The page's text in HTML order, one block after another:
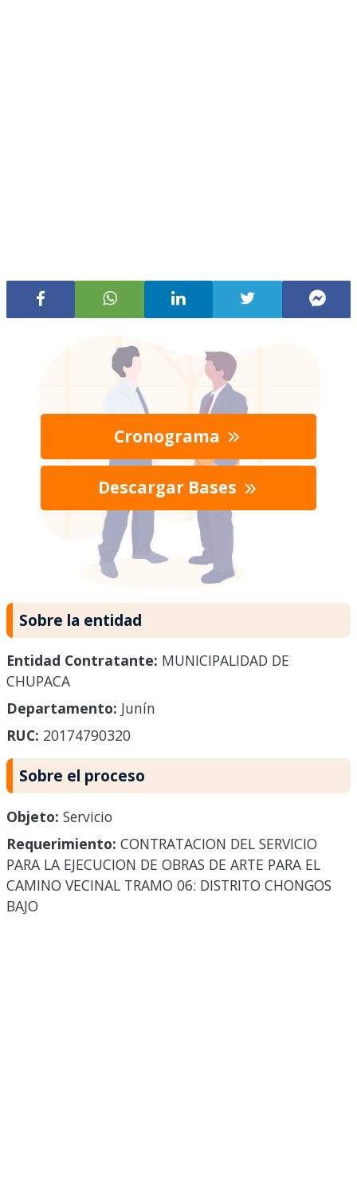
Cronograma
Descargar Bases
Sobre la entidad
Entidad Contratante: MUNICIPALIDAD DE
CHUPACA
Departamento: Junín
RUC: 20174790320
Sobre el proceso
Objeto: Servicio
Requerimiento: CONTRATACION DEL SERVICIO
PARA LA EJECUCION DE OBRAS DE ARTE PARA EL
CAMINO VECINAL TRAMO 06: DISTRITO CHONGOS
BAJO